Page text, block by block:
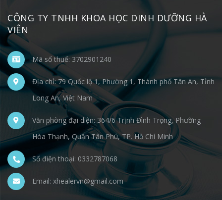
CÔNG TY TNHH KHOA HỌC DINH DƯỠNG HÀ
VIÊN
Mã số thuế: 3702901240
Địa chỉ: 79 Quốc lộ 1, Phường 1, Thành phố Tân An, Tỉnh
Long An, Việt Nam
Văn phòng đại diện: 364/6 Trịnh Đình Trọng, Phường
Hòa Thạnh, Quận Tân Phú, TP. Hồ Chí Minh
Số điện thoại: 0332787068
Email: xhealervn@gmail.com